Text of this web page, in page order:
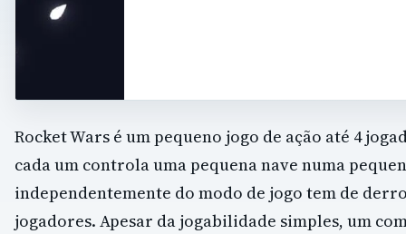
Rocket Wars é um pequeno jogo de ação até 4
cada um controla uma pequena nave numa
independentemente do modo de jogo tem de
jogadores. Apesar da jogabilidade simples, um